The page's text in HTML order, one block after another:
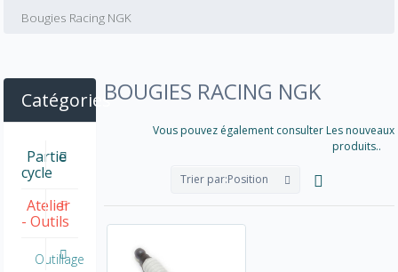
Bougies Racing NGK
BOUGIES RACING NGK
Vous pouvez également consulter Les nouveaux
produits..
Trier par:Position
Catégories
Partie
cycle
Atelier
- Outils
Outillage